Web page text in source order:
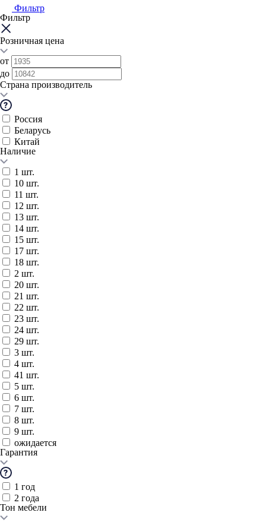
Фильтр
Фильтр
Розничная цена
от
до
Страна производитель
Россия
Беларусь
Китай
Наличие
1 шт.
10 шт.
11 шт.
12 шт.
13 шт.
14 шт.
15 шт.
17 шт.
18 шт.
2 шт.
20 шт.
21 шт.
22 шт.
23 шт.
24 шт.
29 шт.
3 шт.
4 шт.
41 шт.
5 шт.
6 шт.
7 шт.
8 шт.
9 шт.
ожидается
Гарантия
1 год
2 года
Тон мебели